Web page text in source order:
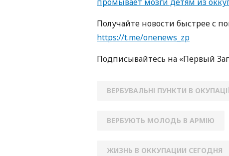
Получайте новости быстрее с
https://t.me/onenews_zp
Подписывайтесь на «Первый
ВЕРБУВАЛЬНІ ПУНКТИ В
ВЕРБУЮТЬ МОЛОДЬ В АРМІЮ
ЖИЗНЬ В ОККУПАЦИИ СЕГОДНЯ